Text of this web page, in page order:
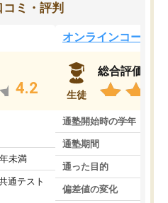
ミ・評判
4.2
未満
通テスト
オンラインコース
生徒
総合評価
通塾開始時の学年
通塾期間
通った目的
偏差値の変化